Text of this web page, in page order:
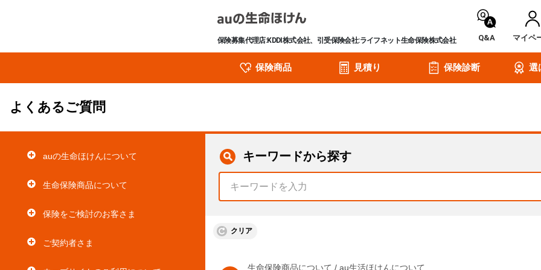
Q&A マイペ
保険募集代理店:KDDI株式会社、引受保険会社:ライフネット生命保険株式会社
保険商品 見積り 保険診断 選
よくあるご質問
auの生命ほけんについて
生命保険商品について
保険をご検討のお客さま
ご契約者さま
キーワードから探す
クリア
生命保険商品について / au生活ほけんについて